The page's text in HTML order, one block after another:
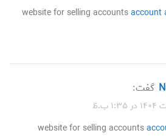
website for selling accountsaccount
گفت:
website for selling accounts